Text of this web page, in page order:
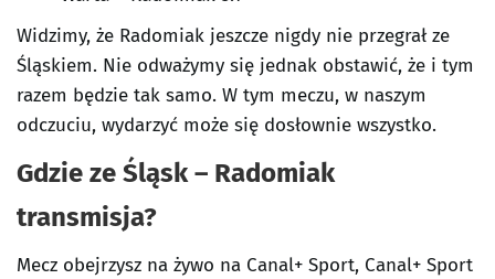
Widzimy, że Radomiak jeszcze nigdy nie przegrał ze
Śląskiem. Nie odważymy się jednak obstawić, że i tym
razem będzie tak samo. W tym meczu, w naszym
odczuciu, wydarzyć może się dosłownie wszystko.
Gdzie ze Śląsk – Radomiak
transmisja?
Mecz obejrzysz na żywo na Canal+ Sport, Canal+ Sport